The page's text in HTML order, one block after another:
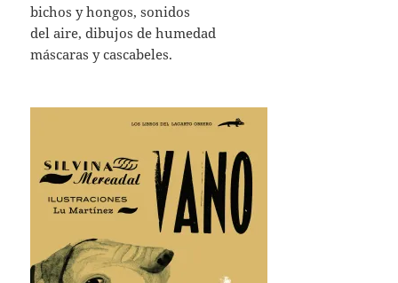
bichos y hongos, sonidos
del aire, dibujos de humedad
máscaras y cascabeles.